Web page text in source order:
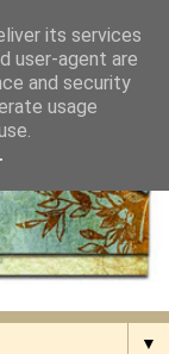
▼
its services
user-agent are
and security
usage